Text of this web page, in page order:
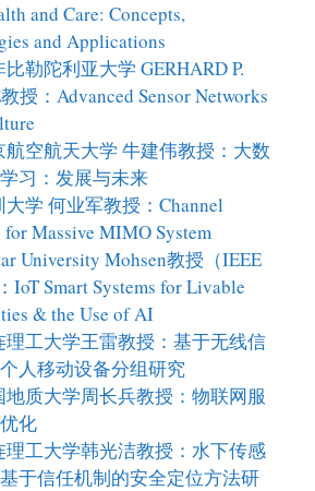
and Care: Concepts,
and Applications
勒陀利亚大学 GERHARD P.
授：Advanced Sensor Networks
空航天大学 牛建伟教授：大数
习：发展与未来
学 何业军教授：Channel
Massive MIMO System
University Mohsen教授（IEEE
IoT Smart Systems for Livable
& the Use of AI
理工大学王雷教授：基于无线信
人移动设备分组研究
质大学周长兵教授：物联网服
化
理工大学韩光洁教授：水下传感
于信任机制的安全定位方法研